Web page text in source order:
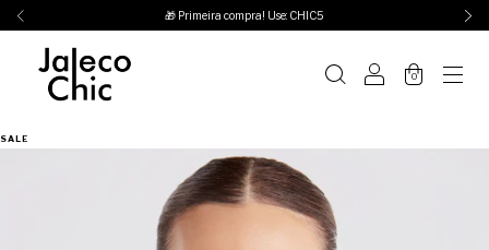
🎁 Primeira compra! Use: CHIC5
0